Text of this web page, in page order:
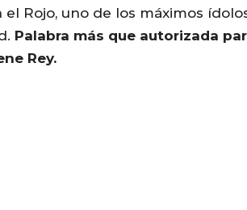
Rojo, uno de los máximos
Palabra más que autorizada
Rey.